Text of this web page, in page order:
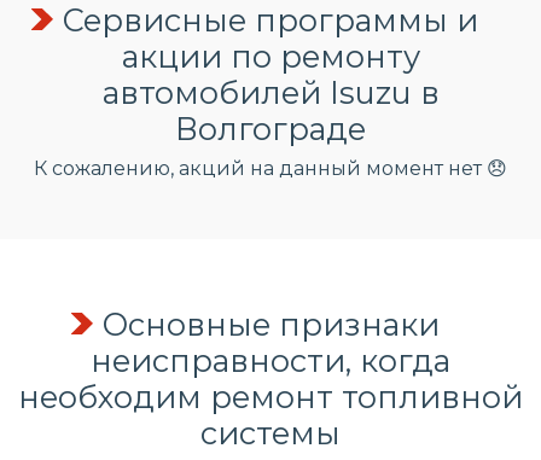
Сервисные программы и
акции по ремонту
автомобилей Isuzu в
Волгограде
К сожалению, акций на данный момент нет 😞
Основные признаки
неисправности, когда
необходим ремонт топливной
системы